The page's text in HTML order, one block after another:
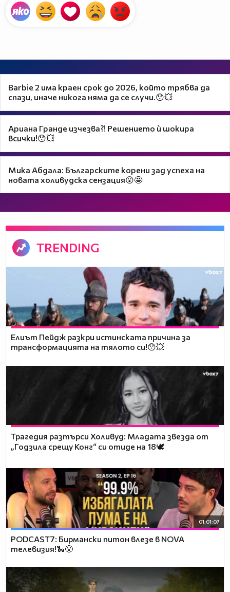
Barbie 2 има краен срок до 2026, който трябва да
спази, иначе никога няма да се случи.😯💥
Ариана Гранде изчезва?! Решението ѝ шокира
всички!😯💥
Мика Абдала: Българските корени зад успеха на
новата холивудска сензация😮🤩
TRENDING
Елиът Пейдж разкри истинската причина за
трансформацията на тялото си!😯💥
Трагедия разтърси Холивуд: Младата звезда от
„Годзила срещу Конг“ си отиде на 18🕊️
01:01:07
PODCAST7: Бирмански питон влезе в NOVA
телевизия!🐍😮